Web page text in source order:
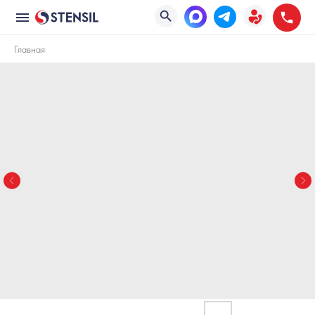
Главная